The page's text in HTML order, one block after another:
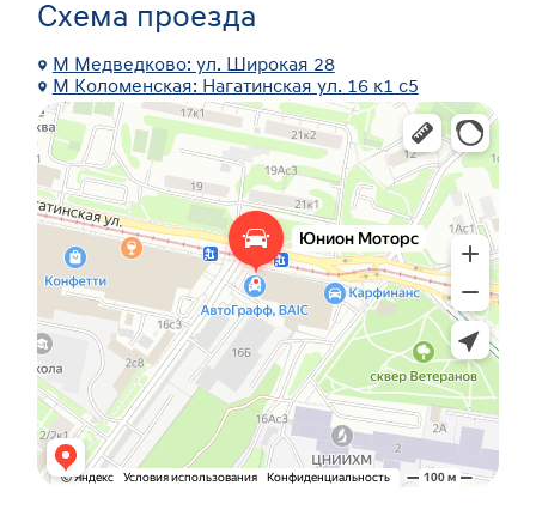
Схема проезда
М Медведково: ул. Широкая 28
М Коломенская: Нагатинская ул. 16 к1 с5